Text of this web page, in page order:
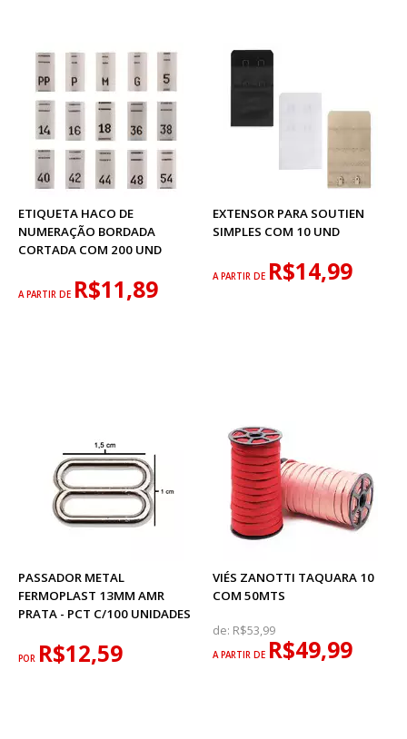
ETIQUETA HACO DE
NUMERAÇÃO BORDADA
CORTADA COM 200 UND
A PARTIR DE R$11,89
EXTENSOR PARA SOUTIEN
SIMPLES COM 10 UND
A PARTIR DE R$14,99
PASSADOR METAL
FERMOPLAST 13MM AMR
PRATA - PCT C/100 UNIDADES
POR R$12,59
VIÉS ZANOTTI TAQUARA 10
COM 50MTS
de: R$53,99
A PARTIR DE R$49,99